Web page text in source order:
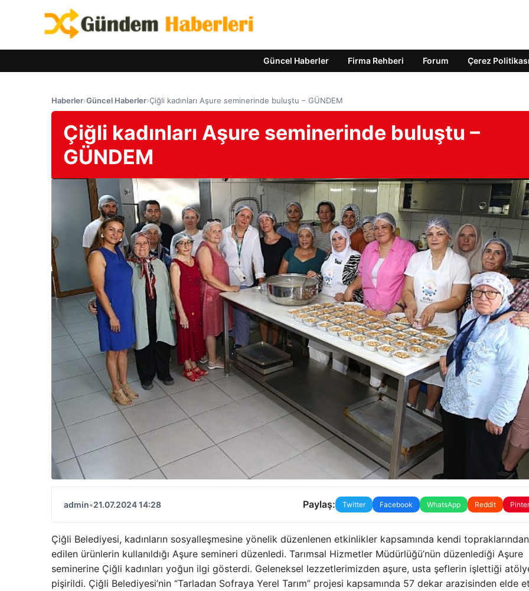
Güncel Haberler Firma Rehberi Forum Çerez Politikası
Haberler›Güncel Haberler›Çiğli kadınları Aşure seminerinde buluştu – GÜNDEM
Çiğli kadınları Aşure seminerinde buluştu –
GÜNDEM
admin•21.07.2024 14:28 Paylaş: Twitter Facebook WhatsApp Reddit
Çiğli Belediyesi, kadınların sosyalleşmesine yönelik düzenlenen etkinlikler kapsamında kendi
edilen ürünlerin kullanıldığı Aşure semineri düzenledi. Tarımsal Hizmetler Müdürlüğü’nün düzenlediği Aşure
seminerine Çiğli kadınları yoğun ilgi gösterdi. Geleneksel lezzetlerimizden aşure, usta şeflerin işlettiği
pişirildi. Çiğli Belediyesi’nin “Tarladan Sofraya Yerel Tarım” projesi kapsamında 57 dekar arazisinden elde